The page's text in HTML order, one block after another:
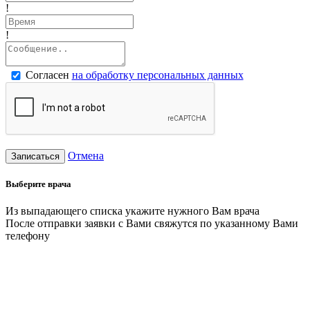
!
!
Согласен на обработку персональных данных
Записаться Отмена
Выберите врача
Из выпадающего списка укажите нужного Вам врача
После отправки заявки с Вами свяжутся по указанному Вами
телефону